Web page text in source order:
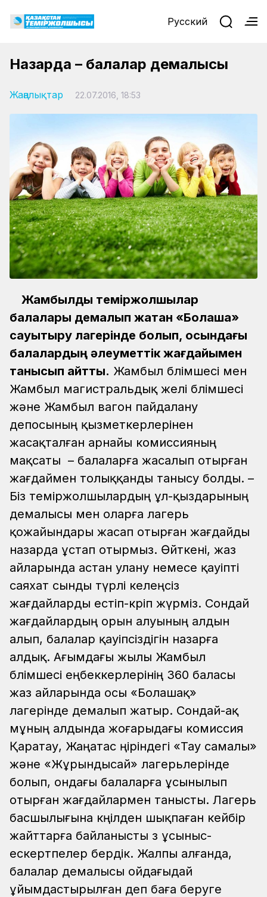
Русский
Назарда – балалар демалысы
Жаңалықтар 22.07.2016, 18:53
Жамбылдық теміржолшылар
балалары демалып жатқан «Болашақ»
сауықтыру лагерінде болып, осындағы
балалардың әлеуметтік жағдайымен
танысып қайтты. Жамбыл бөлімшесі мен
Жамбыл магистральдық желі бөлімшесі
және Жамбыл вагон пайдалану
депосының қызметкерлерінен
жасақталған арнайы комиссияның
мақсаты – балаларға жасалып отырған
жағдаймен толыққанды танысу болды. –
Біз теміржолшылардың ұл-қыздарының
демалысы мен оларға лагерь
қожайындары жасап отырған жағдайды
назарда ұстап отырмыз. Өйткені, жаз
айларында астан улану немесе қауіпті
саяхат сынды түрлі келеңсіз
жағдайларды естіп-көріп жүрміз. Сондай
жағдайлардың орын алуының алдын
алып, балалар қауіпсіздігін назарға
алдық. Ағымдағы жылы Жамбыл
бөлімшесі еңбеккерлерінің 360 баласы
жаз айларында осы «Болашақ»
лагерінде демалып жатыр. Сондай-ақ
мұның алдында жоғарыдағы комиссия
Қаратау, Жаңатас өңіріндегі «Тау самалы»
және «Жұрындысай» лагерьлерінде
болып, ондағы балаларға ұсынылып
отырған жағдайлармен танысты. Лагерь
басшылығына көңілден шықпаған кейбір
жайттарға байланысты өз ұсыныс-
ескертпелер бердік. Жалпы алғанда,
балалар демалысы ойдағыдай
ұйымдастырылған деп баға беруге